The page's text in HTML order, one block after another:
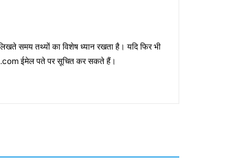
समय तथ्‍यों का विशेष ध्‍यान रखता है। यदि फिर भी
ईमेल पते पर सूचित कर सकते हैं।